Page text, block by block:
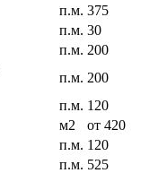
п.м. 375
п.м. 30
п.м. 200
п.м. 200
п.м. 120
м2
от 420
п.м. 120
п.м. 525